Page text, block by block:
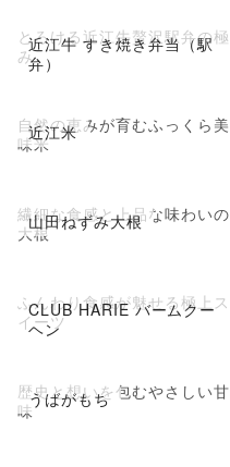
近江牛 すき焼き弁当（駅
弁）
とろける近江牛贅沢駅弁の極
み
近江米
自然の恵みが育むふっくら美
味米
山田ねずみ大根
繊細な食感と上品な味わいの
大根
CLUB HARIE バームクー
ヘン
ふんわり食感が魅せる極上ス
イーツ
うばがもち
歴史と想いを包むやさしい甘
味